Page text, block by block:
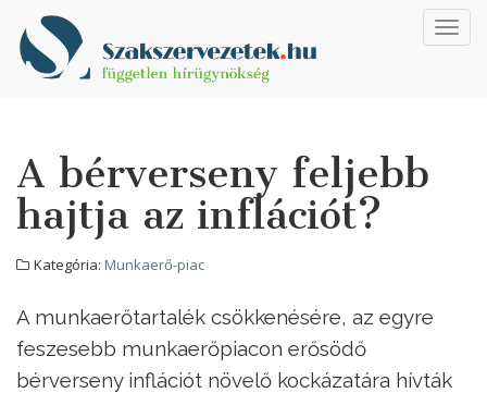
A bérverseny feljebb
hajtja az inflációt?
Kategória: Munkaerő-piac
A munkaerőtartalék csökkenésére, az egyre
feszesebb munkaerőpiacon erősödő
bérverseny inflációt növelő kockázatára hívták